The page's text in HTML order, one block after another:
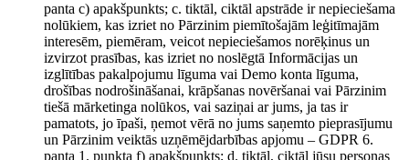
panta c) apakšpunkts; c. tiktāl, ciktāl apstrāde ir nepieciešama
nolūkiem, kas izriet no Pārzinim piemītošajām leģitīmajām
interesēm, piemēram, veicot nepieciešamos norēķinus un
izvirzot prasības, kas izriet no noslēgtā Informācijas un
izglītības pakalpojumu līguma vai Demo konta līguma,
drošības nodrošināšanai, krāpšanas novēršanai vai Pārzinim
tiešā mārketinga nolūkos, vai saziņai ar jums, ja tas ir
pamatots, jo īpaši, ņemot vērā no jums saņemto pieprasījumu
un Pārzinim veiktās uzņēmējdarbības apjomu – GDPR 6.
panta 1. punkta f) apakšpunkts; d. tiktāl, ciktāl jūsu personas